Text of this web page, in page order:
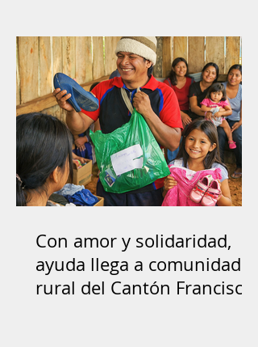
Con amor y solidaridad,
ayuda llega a comunidad
rural del Cantón Francisco